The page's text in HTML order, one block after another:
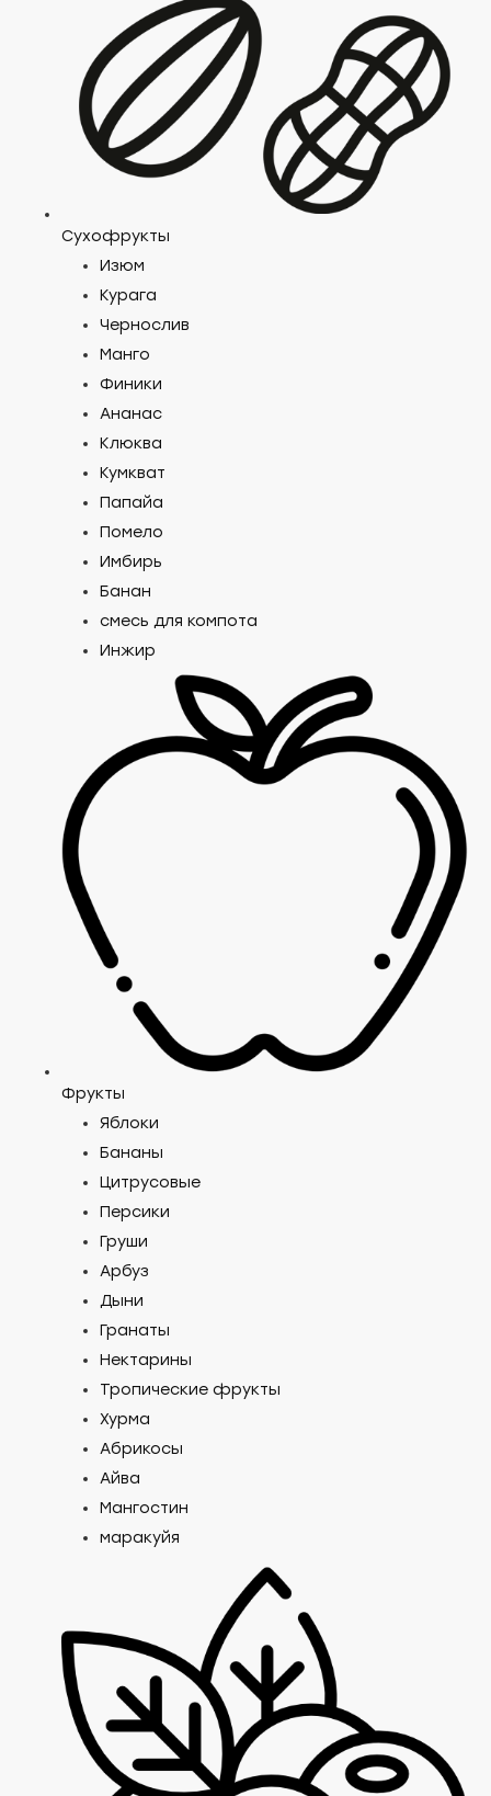
Сухофрукты
Изюм
Курага
Чернослив
Манго
Финики
Ананас
Клюква
Кумкват
Папайа
Помело
Имбирь
Банан
смесь для компота
Инжир
Фрукты
Яблоки
Бананы
Цитрусовые
Персики
Груши
Арбуз
Дыни
Гранаты
Нектарины
Тропические фрукты
Хурма
Абрикосы
Айва
Мангостин
маракуйя